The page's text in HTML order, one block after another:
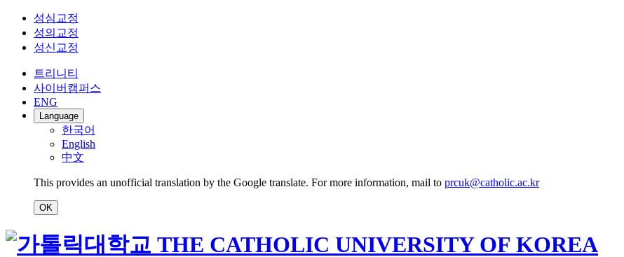
성심교정
성의교정
성신교정
트리니티
사이버캠퍼스
ENG
Language
한국어
English
中文
This provides an unofficial translation by the Google translate. For more information, mail to prcuk@catholic.ac.kr
OK